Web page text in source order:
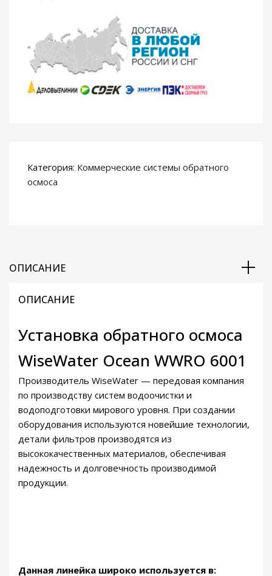
в
У
т
к
а
н
г
о
с
м
с
а
W
i
s
e
W
a
Категория: Коммерческие системы обратного
осмоса
ОПИСАНИЕ
ОПИСАНИЕ
Установка обратного осмоса
WiseWater Ocean WWRO 6001
Производитель WiseWater — передовая компания
по производству систем водоочистки и
водоподготовки мирового уровня. При создании
оборудования используются новейшие технологии,
детали фильтров производятся из
высококачественных материалов, обеспечивая
надежность и долговечность производимой
продукции.
Данная линейка широко используется в: